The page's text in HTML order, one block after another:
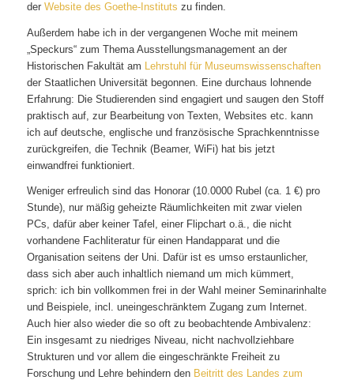
der Website des Goethe-Instituts zu finden.
Außerdem habe ich in der vergangenen Woche mit meinem
„Speckurs“ zum Thema Ausstellungsmanagement an der
Historischen Fakultät am Lehrstuhl für Museumswissenschaften
der Staatlichen Universität begonnen. Eine durchaus lohnende
Erfahrung: Die Studierenden sind engagiert und saugen den Stoff
praktisch auf, zur Bearbeitung von Texten, Websites etc. kann
ich auf deutsche, englische und französische Sprachkenntnisse
zurückgreifen, die Technik (Beamer, WiFi) hat bis jetzt
einwandfrei funktioniert.
Weniger erfreulich sind das Honorar (10.0000 Rubel (ca. 1 €) pro
Stunde), nur mäßig geheizte Räumlichkeiten mit zwar vielen
PCs, dafür aber keiner Tafel, einer Flipchart o.ä., die nicht
vorhandene Fachliteratur für einen Handapparat und die
Organisation seitens der Uni. Dafür ist es umso erstaunlicher,
dass sich aber auch inhaltlich niemand um mich kümmert,
sprich: ich bin vollkommen frei in der Wahl meiner Seminarinhalte
und Beispiele, incl. uneingeschränktem Zugang zum Internet.
Auch hier also wieder die so oft zu beobachtende Ambivalenz:
Ein insgesamt zu niedriges Niveau, nicht nachvollziehbare
Strukturen und vor allem die eingeschränkte Freiheit zu
Forschung und Lehre behindern den Beitritt des Landes zum